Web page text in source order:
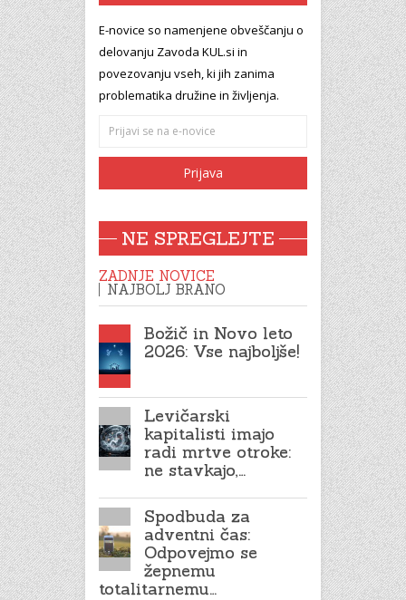
E-novice so namenjene obveščanju o
delovanju Zavoda KUL.si in
povezovanju vseh, ki jih zanima
problematika družine in življenja.
NE SPREGLEJTE
ZADNJE NOVICE
NAJBOLJ BRANO
Božič in Novo leto
2026: Vse najboljše!
Levičarski
kapitalisti imajo
radi mrtve otroke:
ne stavkajo,…
Spodbuda za
adventni čas:
Odpovejmo se
žepnemu
totalitarnemu…